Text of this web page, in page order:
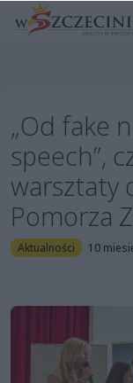
„Od fake
speech”,
warsztaty
Pomorza
Aktualności 10